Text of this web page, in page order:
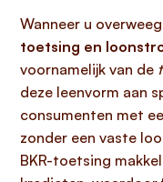
Wanneer u
toetsing en
voornamelijk van de
deze leenvorm aan
consumenten met
zonder een vaste
BKR-toetsing